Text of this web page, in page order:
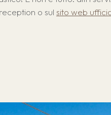
o sul sito web